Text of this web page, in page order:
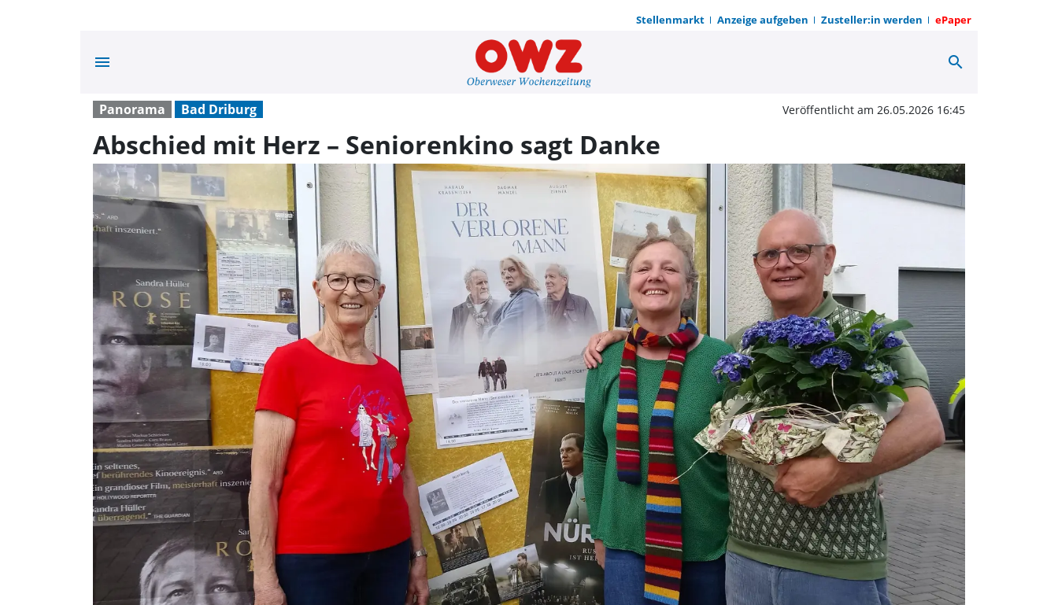
Stellenmarkt Anzeige aufgeben Zusteller:in werden ePaper
menu Abschied mit Herz – Seniorenkino
search
Panorama Bad Driburg Veröffentlicht am 26.05.2026 16:45
Abschied mit Herz – Seniorenkino sagt Danke